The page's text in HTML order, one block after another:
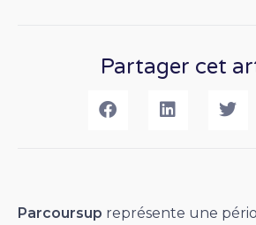
Partager cet
Parcoursup représente une